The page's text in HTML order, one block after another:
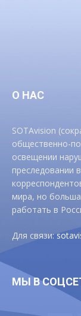
О НАС
SOTAvision
общественно-
освещении
преследовании
мира, но
работать в
Для связи:
МЫ В